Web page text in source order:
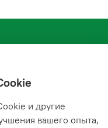
и другие
вашего опыта,